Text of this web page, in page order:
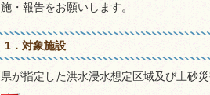
施・報告をお願いします。
1．対象施設
県が指定した洪水浸水想定区域及び土砂